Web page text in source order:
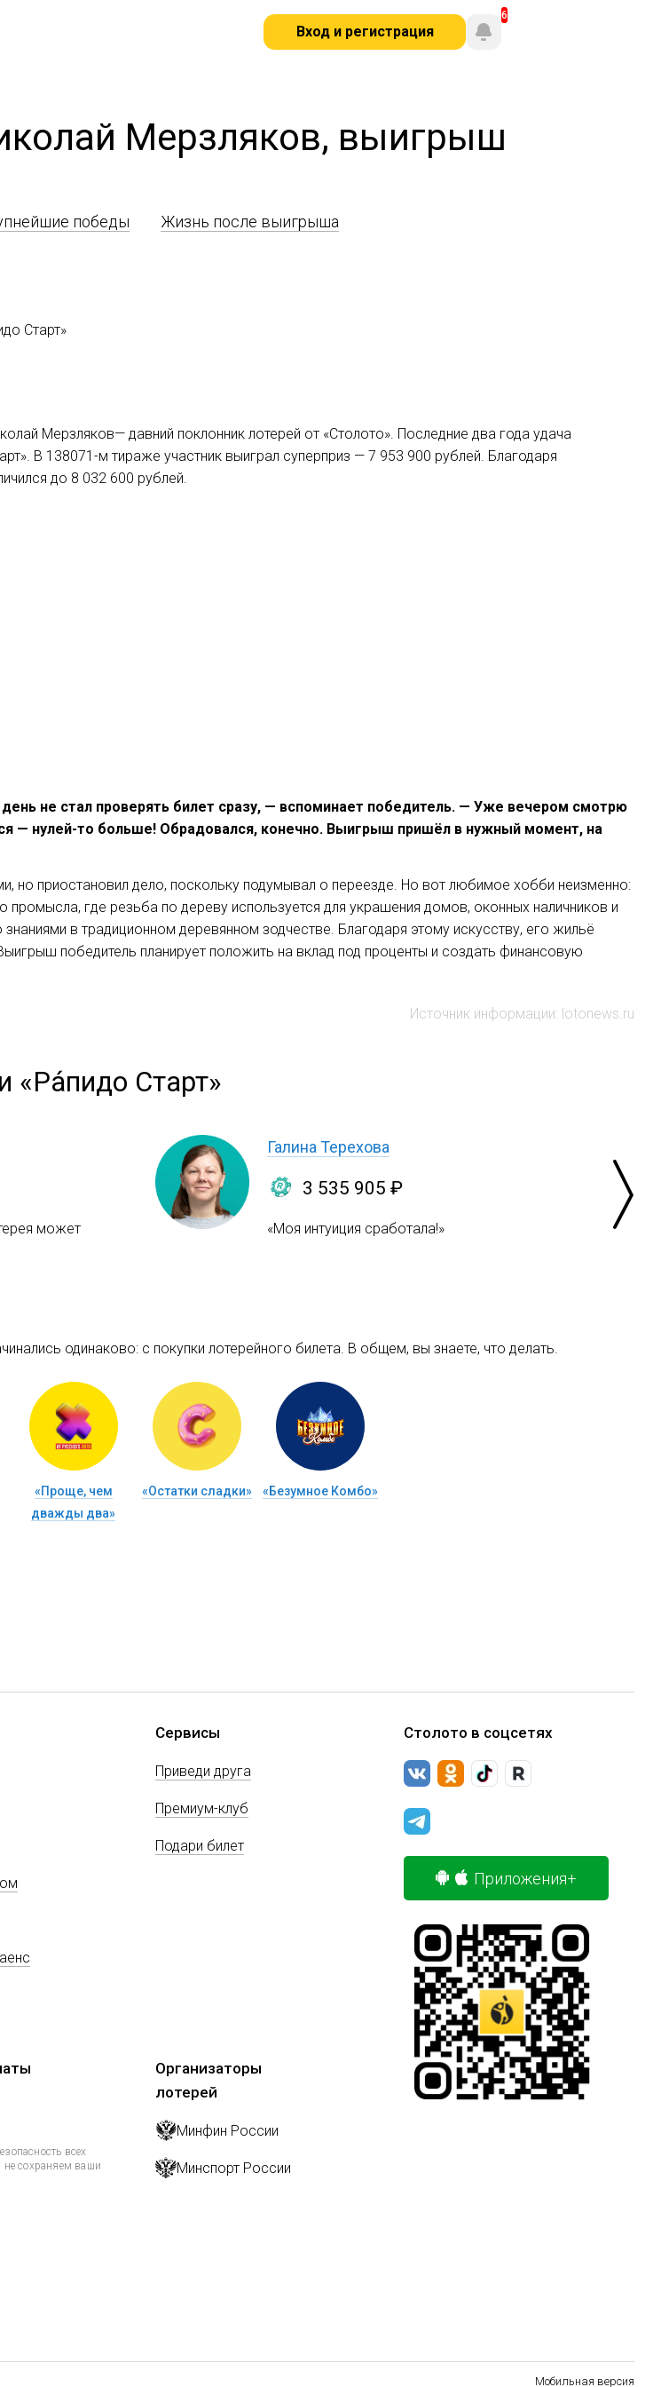
Вход и регистрация
Мерзляков, выигрыш
победы Жизнь после выигрыша
Старт»
Мерзляков— давний поклонник лотерей от «Столото». Последние два года удача
В 138071-м тираже участник выиграл суперприз — 7 953 900 рублей. Благодаря
до 8 032 600 рублей.
не стал проверять билет сразу, — вспоминает победитель. — Уже вечером смотрю
— нулей-то больше! Обрадовался, конечно. Выигрыш пришёл в нужный момент, на
но приостановил дело, поскольку подумывал о переезде. Но вот любимое хобби неизменно:
где резьба по дереву используется для украшения домов, оконных наличников и
в традиционном деревянном зодчестве. Благодаря этому искусству, его жильё
победитель планирует положить на вклад под проценты и создать финансовую
Источник информации: lotonews.ru
«Ра́пидо Старт»
может
Галина Терехова
3 535 905 ₽
«Моя интуиция сработала!»
одинаково: c покупки лотерейного билета. В общем, вы знаете, что делать.
«Проще, чем
дважды два»
«Остатки сладки» «Безумное Комбо»
Сервисы
Приведи друга
Премиум-клуб
Подари билет
всех
не сохраняем ваши
Организаторы
лотерей
Минфин России
Минспорт России
Столото в соцсетях
Приложения+
Мобильная версия